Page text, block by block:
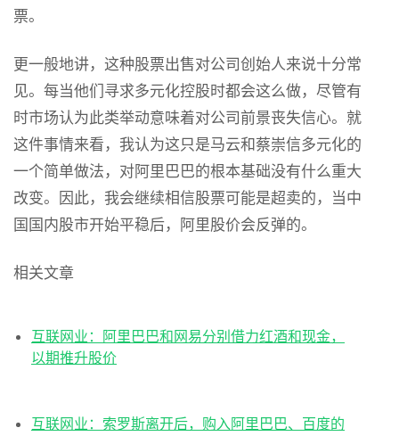
票。
更一般地讲，这种股票出售对公司创始人来说十分常
见。每当他们寻求多元化控股时都会这么做，尽管有
时市场认为此类举动意味着对公司前景丧失信心。就
这件事情来看，我认为这只是马云和蔡崇信多元化的
一个简单做法，对阿里巴巴的根本基础没有什么重大
改变。因此，我会继续相信股票可能是超卖的，当中
国国内股市开始平稳后，阿里股价会反弹的。
相关文章
互联网业：阿里巴巴和网易分别借力红酒和现金，
以期推升股价
互联网业：索罗斯离开后，购入阿里巴巴、百度的